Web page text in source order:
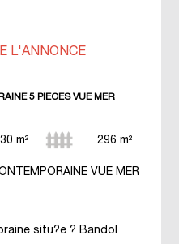
L'ANNONCE
5 PIECES VUE MER
m² 296 m²
VUE MER
situ?e ? Bandol